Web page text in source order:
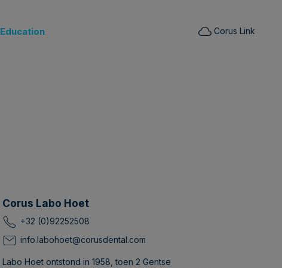
Education Corus Link
Corus Labo Hoet
+32 (0)92252508
info.labohoet@corusdental.com
Labo Hoet ontstond in 1958, toen 2 Gentse